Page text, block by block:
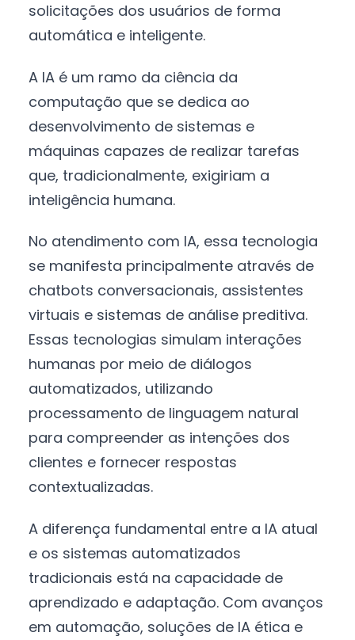
solicitações dos usuários de forma
automática e inteligente.
A IA é um ramo da ciência da
computação que se dedica ao
desenvolvimento de sistemas e
máquinas capazes de realizar tarefas
que, tradicionalmente, exigiriam a
inteligência humana.
No atendimento com IA, essa tecnologia
se manifesta principalmente através de
chatbots conversacionais, assistentes
virtuais e sistemas de análise preditiva.
Essas tecnologias simulam interações
humanas por meio de diálogos
automatizados, utilizando
processamento de linguagem natural
para compreender as intenções dos
clientes e fornecer respostas
contextualizadas.
A diferença fundamental entre a IA atual
e os sistemas automatizados
tradicionais está na capacidade de
aprendizado e adaptação. Com avanços
em automação, soluções de IA ética e